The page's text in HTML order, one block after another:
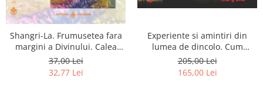
Shangri-La. Frumusetea fara
margini a Divinului. Calea
catre fericire
37,00 Lei
32,77 Lei
Experiente si amintiri din
lumea de dincolo. Cum
obtinem puteri
extrasenzoriale - cu exercitii
205,00 Lei
165,00 Lei